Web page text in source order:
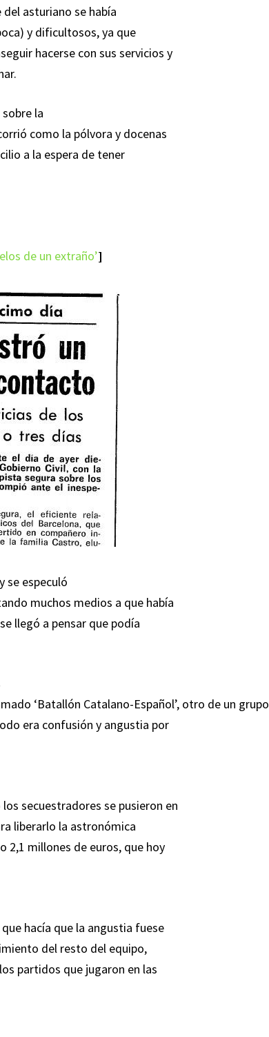
asturiano se había
y dificultosos, ya que
hacerse con sus servicios y
la
como la pólvora y docenas
a la espera de tener
de un extraño’]
se especuló
muchos medios a que había
llegó a pensar que podía
‘Batallón Catalano-Español’, otro de un grupo
era confusión y angustia por
secuestradores se pusieron en
liberarlo la astronómica
2,1 millones de euros, que hoy
hacía que la angustia fuese
del resto del equipo,
partidos que jugaron en las